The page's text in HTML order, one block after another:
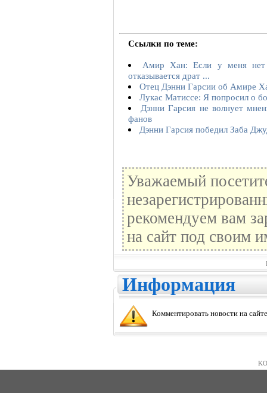
Ссылки по теме:
Амир Хан: Если у меня нет
отказывается драт ...
Отец Дэнни Гарсии об Амире
Лукас Матиссе: Я попросил о
Дэнни Гарсия не волнует
фанов
Дэнни Гарсия победил Заба
Уважаемый
рекомендуем вам
на сайт под своим
Информация
Комментировать новости на